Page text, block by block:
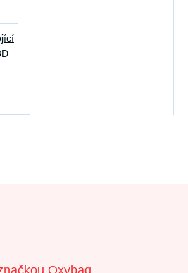
Oxybag